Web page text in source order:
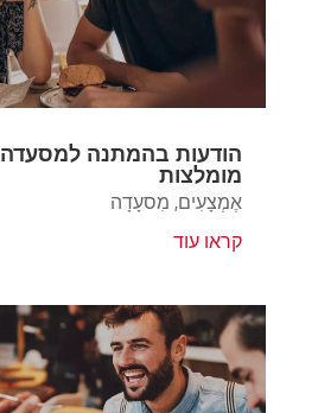
מומלצות
אֶמְצָעִים, מִסעָדָה
קראו עוד